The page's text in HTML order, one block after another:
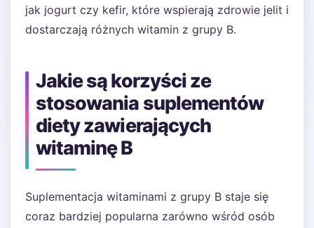
jak jogurt czy kefir, które wspierają zdrowie jelit i
dostarczają różnych witamin z grupy B.
Jakie są korzyści ze
stosowania suplementów
diety zawierających
witaminę B
Suplementacja witaminami z grupy B staje się
coraz bardziej popularna zarówno wśród osób